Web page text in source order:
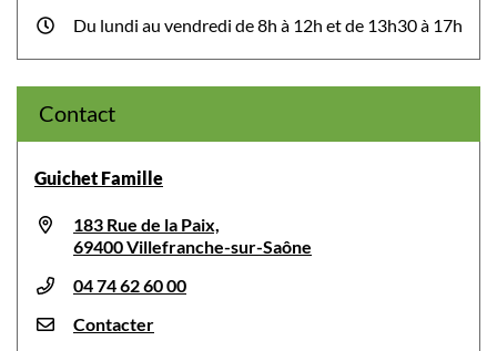
Du lundi au vendredi de 8h à 12h et de 13h30 à 17h
Contact
Guichet Famille
183 Rue de la Paix,
69400 Villefranche-sur-Saône
04 74 62 60 00
Contacter